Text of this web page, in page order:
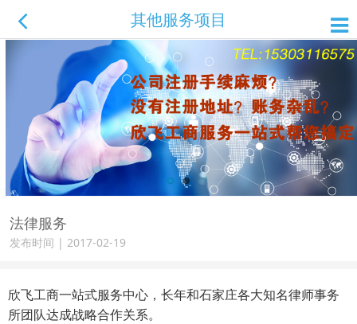
其他服务项目
法律服务
发布时间 | 2017-02-19
欣飞工商一站式服务中心，长年和石家庄各大知名律师事务
所团队达成战略合作关系。